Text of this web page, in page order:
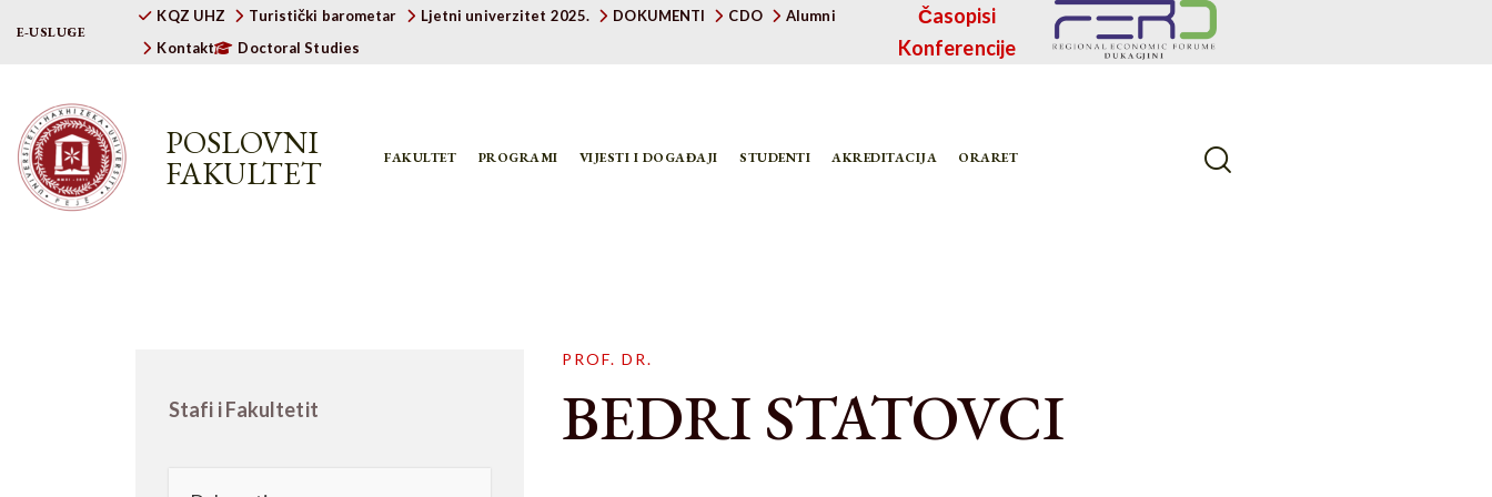
E-USLUGE
KQZ UHZ Turistički barometar Ljetni univerzitet 2025. DOKUMENTI CDO
Alumni
Kontakt
Doctoral Studies
Časopisi
Konferencije
POSLOVNI
FAKULTET FAKULTET PROGRAMI VIJESTI I DOGAĐAJI STUDENTI AKREDITACIJA ORARET
PROF. DR.
BEDRI STATOVCI
Stafi i Fakultetit